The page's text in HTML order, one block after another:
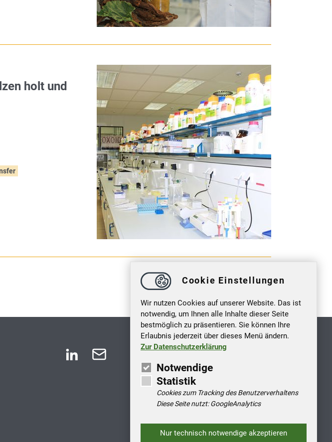
holt und
Cookie Einstellungen
Wir nutzen Cookies auf unserer Website. Das ist
notwendig, um Ihnen alle Inhalte dieser Seite
bestmöglich zu präsentieren. Sie können Ihre
Erlaubnis jederzeit über dieses Menü ändern.
Zur Datenschutzerklärung
Notwendige
Statistik
Cookies zum Tracking des Benutzerverhaltens
Diese Seite nutzt: GoogleAnalytics
Nur technisch notwendige akzeptieren